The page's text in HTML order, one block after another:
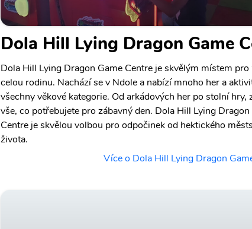
Dola Hill Lying Dragon Game
Dola Hill Lying Dragon Game Centre je skvělým místem pro
celou rodinu. Nachází se v Ndole a nabízí mnoho her a
všechny věkové kategorie. Od arkádových her po stolní hry,
vše, co potřebujete pro zábavný den. Dola Hill Lying Dragon
Centre je skvělou volbou pro odpočinek od hektického
života.
Více o Dola Hill Lying Dragon